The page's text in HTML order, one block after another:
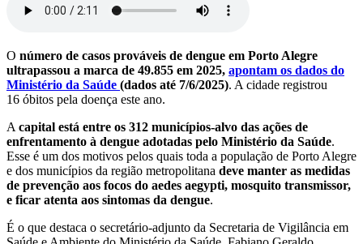
O número de casos prováveis de dengue em Porto Alegre
ultrapassou a marca de 49.855 em 2025, apontam os dados do
Ministério da Saúde (dados até 7/6/2025). A cidade registrou
16 óbitos pela doença este ano.
A capital está entre os 312 municípios-alvo das ações de
enfrentamento à dengue adotadas pelo Ministério da Saúde.
Esse é um dos motivos pelos quais toda a população de Porto Alegre
e dos municípios da região metropolitana deve manter as medidas
de prevenção aos focos do aedes aegypti, mosquito transmissor,
e ficar atenta aos sintomas da dengue.
É o que destaca o secretário-adjunto da Secretaria de Vigilância em